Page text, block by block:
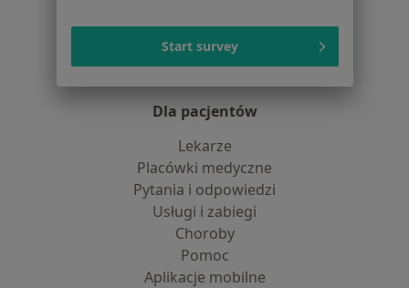
Partnerzy
Centrum prasowe
Dla pacjentów
Lekarze
Placówki medyczne
Pytania i odpowiedzi
Usługi i zabiegi
Choroby
Pomoc
Aplikacje mobilne
Start survey